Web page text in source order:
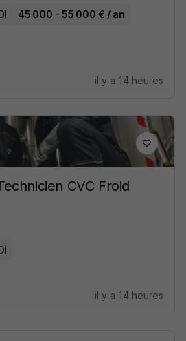
45 000 - 55 000 € / an
il y a 14 heures
CVC Froid
il y a 14 heures